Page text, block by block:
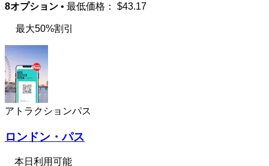
8オプション • 最低価格： $43.17
最大50%割引
アトラクションパス
ロンドン・パス
本日利用可能